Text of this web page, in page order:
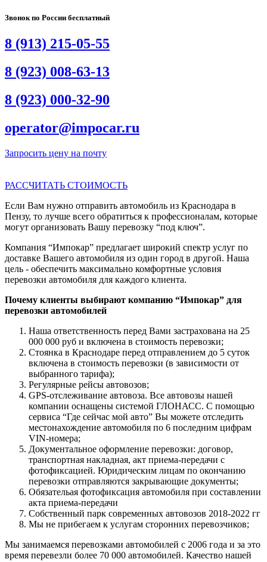
Звонок по России бесплатный
8 (913) 215-05-55
8 (923) 008-63-13
8 (923) 000-32-90
operator@impocar.ru
Запросить цену на почту
РАССЧИТАТЬ СТОИМОСТЬ
Если Вам нужно отправить автомобиль из Краснодара в
Пензу, то лучше всего обратиться к профессионалам, которые
могут организовать Вашу перевозку “под ключ”.
Компания “Импокар” предлагает широкий спектр услуг по
доставке Вашего автомобиля из один город в другой. Наша
цель - обеспечить максимально комфортные условия
перевозки автомобиля для каждого клиента.
Почему клиенты выбирают компанию “Импокар” для
перевозки автомобилей
Наша ответственность перед Вами застрахована на 25
000 000 руб и включена в стоимость перевозки;
Стоянка в Краснодаре перед отправлением до 5 суток
включена в стоимость перевозки (в зависимости от
выбранного тарифа);
Регулярные рейсы автовозов;
GPS-отслеживание автовоза. Все автовозы нашей
компании оснащены системой ГЛОНАСС. С помощью
сервиса “Где сейчас мой авто” Вы можете отследить
местонахождение автомобиля по 6 последним цифрам
VIN-номера;
Документальное оформление перевозки: договор,
транспортная накладная, акт приема-передачи с
фотофиксацией. Юридическим лицам по окончанию
перевозки отправляются закрывающие документы;
Обязательая фотофиксация автомобиля при составлении
акта приема-передачи
Собственный парк современных автовозов 2018-2022 гг
Мы не прибегаем к услугам сторонних перевозчиков;
Мы занимаемся перевозками автомобилей с 2006 года и за это
время перевезли более 70 000 автомобилей. Качество нашей